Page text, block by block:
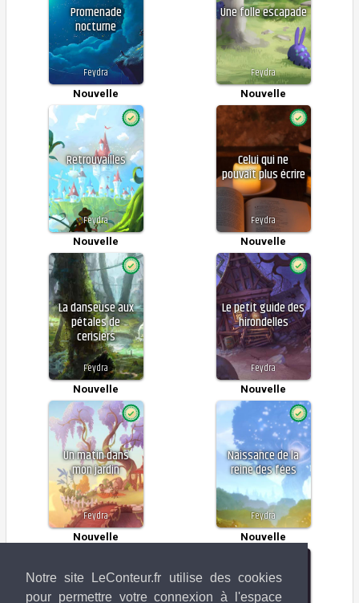
Notre site LeConteur.fr utilise des cookies
pour permettre votre connexion à l'espace
Promenade
nocturne
Feydra
Nouvelle
Une folle escapade
Feydra
Nouvelle
Retrouvailles
Feydra
Nouvelle
Celui qui ne
pouvait plus écrire
Feydra
Nouvelle
La danseuse aux
pétales de
cerisiers
Feydra
Nouvelle
Le petit guide des
hirondelles
Feydra
Nouvelle
Un matin dans
mon jardin
Feydra
Nouvelle
Naissance de la
reine des fées
Feydra
Nouvelle